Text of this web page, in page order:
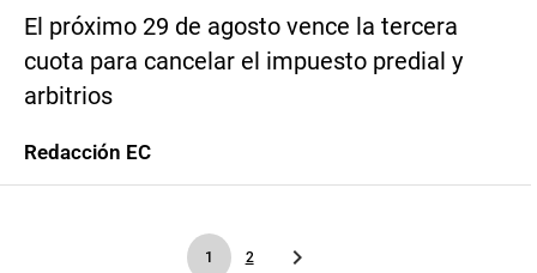
El próximo 29 de agosto vence la tercera
cuota para cancelar el impuesto predial y
arbitrios
Redacción EC
1 2